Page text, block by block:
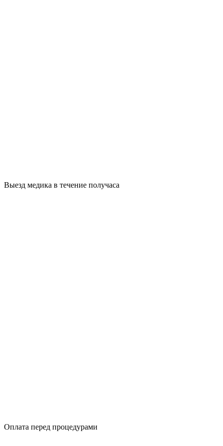
Выезд медика в течение получаса
Оплата перед процедурами